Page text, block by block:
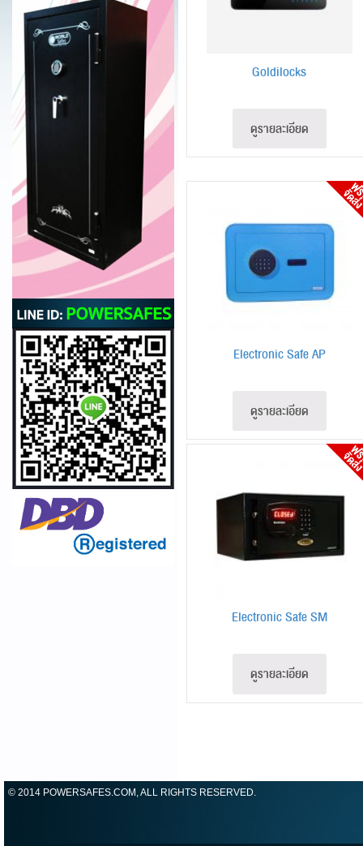
Goldilocks
ดูรายละเอียด
Electronic Safe AP
ดูรายละเอียด
Electronic Safe SM
ดูรายละเอียด
© 2014 POWERSAFES.COM, ALL RIGHTS RESERVED.